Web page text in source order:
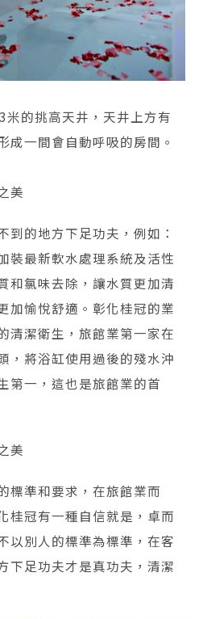
的挑高天井，天井上方有
成一間會自動呼吸的房間。
美
到的地方下足功夫，例如：
裝最新軟水處理系統及活性
和氯味去除，讓水質更加清
加愉悅舒適。彰化桂冠的業
清潔衛生，旅館業第一家在
，將浴缸使用過後的殘水沖
第一，這也是旅館業的首
美
標準和要求，在旅館業而
桂冠有一種自信就是，卓而
以別人的標準為標準，在客
下足功夫才是真功夫，清潔